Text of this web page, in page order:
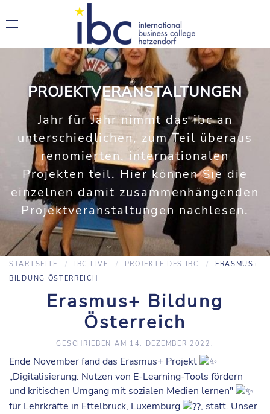
PROJEKTVERANSTALTUNGEN
Jahr für Jahr nimmt das ibc an
unterschiedlichen, zum Teil überaus
renomierten, internationalen
Projekten teil. Hier können Sie die
einzelnen damit zusammenhängenden
Projektveranstaltungen nachlesen.
STARTSEITE IBC LIVE PROJEKTE DES IBC
ERASMUS+
BILDUNG ÖSTERREICH
Erasmus+ Bildung
Österreich
GESCHRIEBEN AM 14. DEZEMBER 2022 .
Ende November fand das Erasmus+ Projekt
„Digitalisierung: Nutzen von E-Learning-Tools fördern
und kritischen Umgang mit sozialen Medien lernen"
für Lehrkräfte in Ettelbruck, Luxemburg
, statt. Unser